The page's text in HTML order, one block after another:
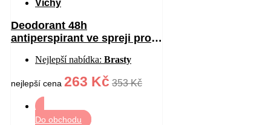
Vichy
Deodorant 48h
antiperspirant ve spreji proti
Nejlepší nabídka: Brasty
nejlepší cena 263 Kč 353 Kč
Do obchodu